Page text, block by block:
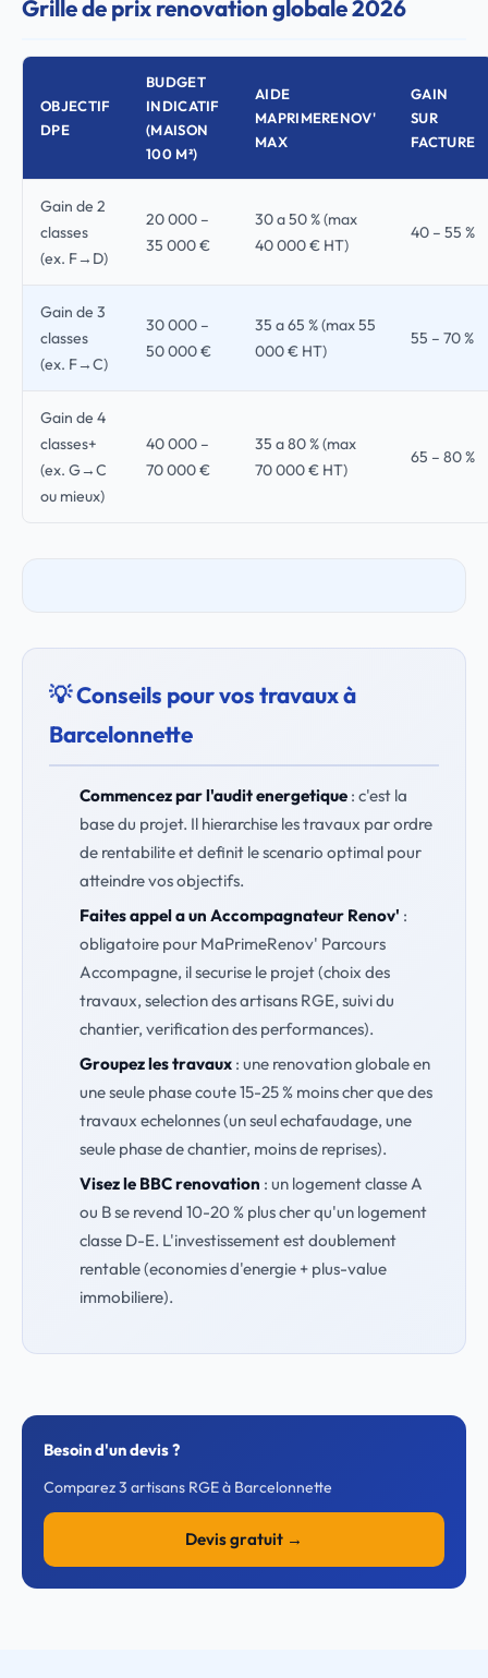
Grille de prix renovation globale 2026
OBJECTIF
DPE
BUDGET
INDICATIF
(MAISON
100 M²)
AIDE
MAPRIMERENOV'
MAX
GAIN
SUR
FACTURE
Gain de 2
classes
(ex. F→D)
20 000 –
35 000 €
30 a 50 % (max
40 000 € HT)
40 – 55 %
Gain de 3
classes
(ex. F→C)
30 000 –
50 000 €
35 a 65 % (max 55
000 € HT)
55 – 70 %
Gain de 4
classes+
(ex. G→C
ou mieux)
40 000 –
70 000 €
35 a 80 % (max
70 000 € HT)
65 – 80 %
💡 Conseils pour vos travaux à
Barcelonnette
Commencez par l'audit energetique: c'est la
base du projet. Il hierarchise les travaux par ordre
de rentabilite et definit le scenario optimal pour
atteindre vos objectifs.
Faites appel a un Accompagnateur Renov' :
obligatoire pour MaPrimeRenov' Parcours
Accompagne, il securise le projet (choix des
travaux, selection des artisans RGE, suivi du
chantier, verification des performances).
Groupez les travaux: une renovation globale en
une seule phase coute 15-25 % moins cher que des
travaux echelonnes (un seul echafaudage, une
seule phase de chantier, moins de reprises).
Visez le BBC renovation : un logement classe A
ou B se revend 10-20 % plus cher qu'un logement
classe D-E. L'investissement est doublement
rentable (economies d'energie + plus-value
immobiliere).
Besoin d'un devis ?
Comparez 3 artisans RGE à Barcelonnette
Devis gratuit →